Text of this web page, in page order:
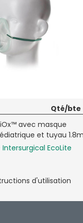
Qté/bte
avec masque
et tuyau
Intersurgical EcoLite
d'utilisation